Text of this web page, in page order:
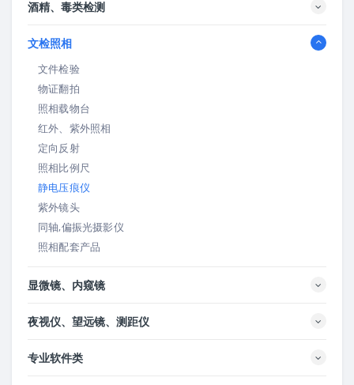
酒精、毒类检测
文检照相
文件检验
物证翻拍
照相载物台
红外、紫外照相
定向反射
照相比例尺
静电压痕仪
紫外镜头
同轴,偏振光摄影仪
照相配套产品
显微镜、内窥镜
夜视仪、望远镜、测距仪
专业软件类